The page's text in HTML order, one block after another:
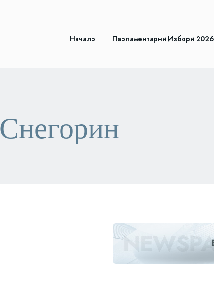
Начало Парламентарни Избори 2026
Снегорин